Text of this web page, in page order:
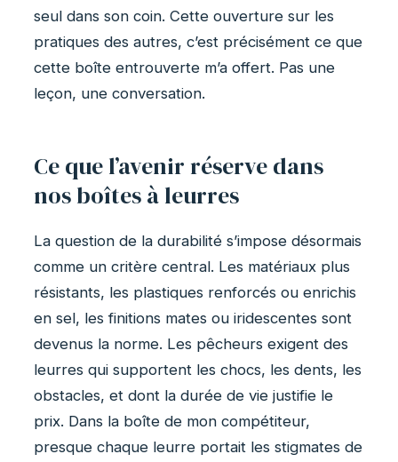
seul dans son coin. Cette ouverture sur les
pratiques des autres, c’est précisément ce que
cette boîte entrouverte m’a offert. Pas une
leçon, une conversation.
Ce que l’avenir réserve dans
nos boîtes à leurres
La question de la durabilité s’impose désormais
comme un critère central. Les matériaux plus
résistants, les plastiques renforcés ou enrichis
en sel, les finitions mates ou iridescentes sont
devenus la norme. Les pêcheurs exigent des
leurres qui supportent les chocs, les dents, les
obstacles, et dont la durée de vie justifie le
prix. Dans la boîte de mon compétiteur,
presque chaque leurre portait les stigmates de